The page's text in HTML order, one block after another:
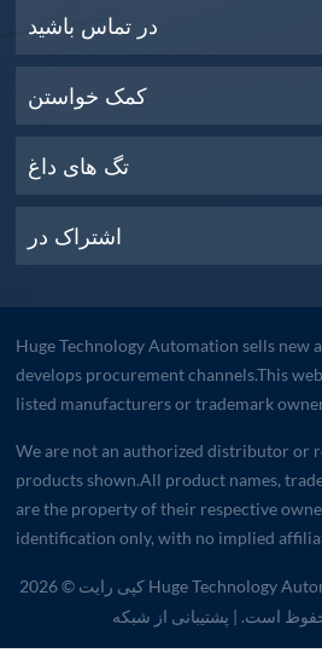
در تماس باشید
کمک خواستن
تگ های داغ
اشتراک در
Huge Technology Automation sells new
develops procurement channels.This
listed manufacturers or trademark
We are not an authorized distributor or
products shown.All product names,
are the property of their respective
identification only, with no implied
کپی رایت © 2026 Huge Technology Automation Co.,Ltd تمامی حقوق
است.